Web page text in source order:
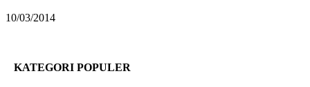
10/03/2014
KATEGORI POPULER